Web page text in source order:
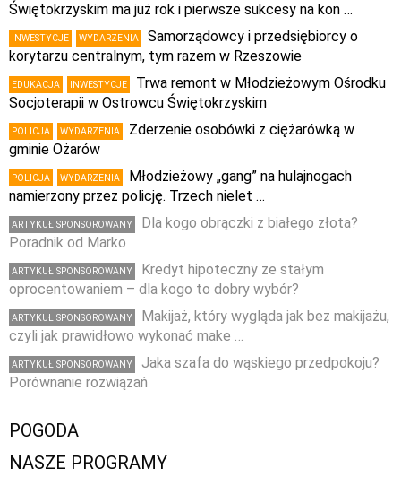
Świętokrzyskim ma już rok i pierwsze sukcesy na kon …
INWESTYCJE WYDARZENIA
Samorządowcy i przedsiębiorcy o
korytarzu centralnym, tym razem w Rzeszowie
EDUKACJA INWESTYCJE
Trwa remont w Młodzieżowym Ośrodku
Socjoterapii w Ostrowcu Świętokrzyskim
POLICJA WYDARZENIA
Zderzenie osobówki z ciężarówką w
gminie Ożarów
POLICJA WYDARZENIA
Młodzieżowy „gang” na hulajnogach
namierzony przez policję. Trzech nielet …
ARTYKUŁ SPONSOROWANY
Dla kogo obrączki z białego złota?
Poradnik od Marko
ARTYKUŁ SPONSOROWANY
Kredyt hipoteczny ze stałym
oprocentowaniem – dla kogo to dobry wybór?
ARTYKUŁ SPONSOROWANY
Makijaż, który wygląda jak bez makijażu,
czyli jak prawidłowo wykonać make …
ARTYKUŁ SPONSOROWANY
Jaka szafa do wąskiego przedpokoju?
Porównanie rozwiązań
POGODA
NASZE PROGRAMY